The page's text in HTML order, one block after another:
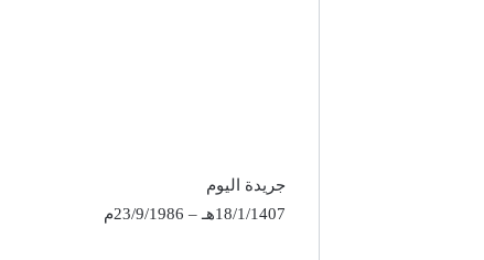
جريدة اليوم
18/1/1407هـ – 23/9/1986م